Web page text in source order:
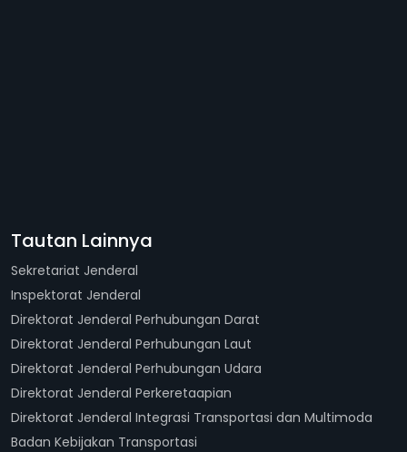
Tautan Lainnya
Sekretariat Jenderal
Inspektorat Jenderal
Direktorat Jenderal Perhubungan Darat
Direktorat Jenderal Perhubungan Laut
Direktorat Jenderal Perhubungan Udara
Direktorat Jenderal Perkeretaapian
Direktorat Jenderal Integrasi Transportasi dan Multimoda
Badan Kebijakan Transportasi